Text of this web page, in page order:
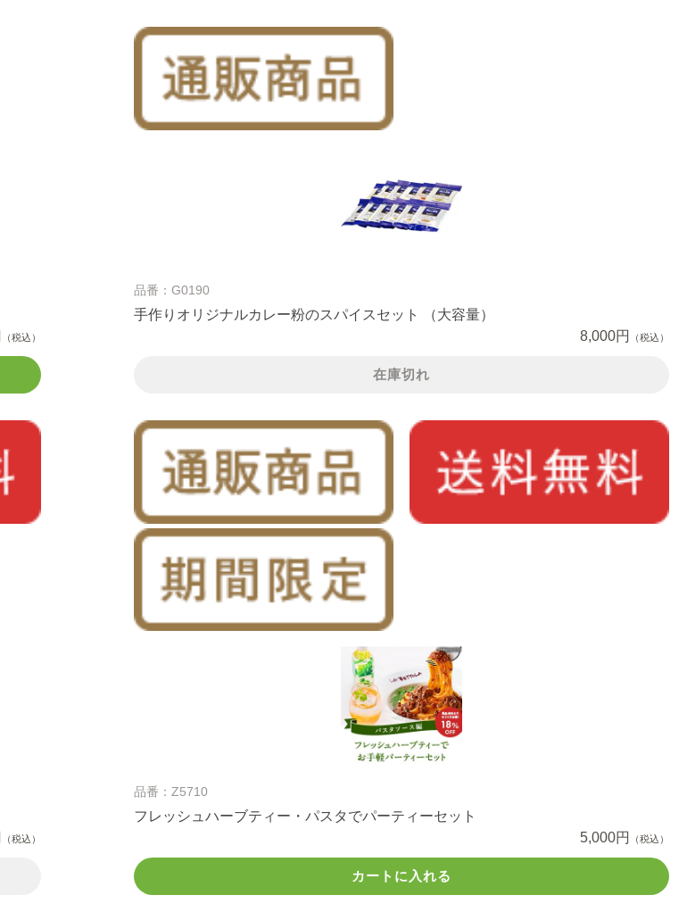
（税込）
品番：G0190
手作りオリジナルカレー粉のスパイスセット （大容量）
8,000円
（税込）
在庫切れ
（税込）
品番：Z5710
フレッシュハーブティー・パスタでパーティーセット
5,000円
（税込）
カートに入れる